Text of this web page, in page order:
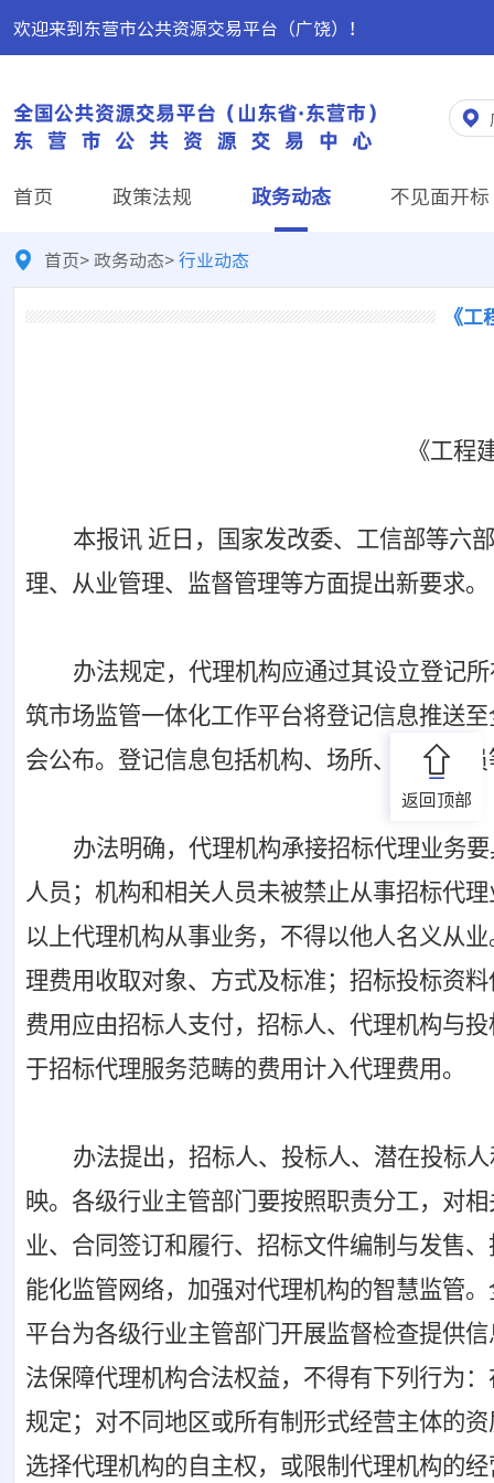
欢迎来到东营市公共资源交易平台（广饶）！
首页 政策法规 政务动态 不见面开标
返回顶部
首页>政务动态>行业动态
《
《工程
本报讯 近日，国家发改委、工信部等六
理、从业管理、监督管理等方面提出新要求。
办法规定，代理机构应通过其设立登记
筑市场监管一体化工作平台将登记信息推送
会公布。登记信息包括机构、场所、从业人
办法明确，代理机构承接招标代理业务
人员；机构和相关人员未被禁止从事招标代
以上代理机构从事业务，不得以他人名义从
理费用收取对象、方式及标准；招标投标资
费用应由招标人支付，招标人、代理机构与
于招标代理服务范畴的费用计入代理费用。
办法提出，招标人、投标人、潜在投标
映。各级行业主管部门要按照职责分工，对
业、合同签订和履行、招标文件编制与发售
能化监管网络，加强对代理机构的智慧监管
平台为各级行业主管部门开展监督检查提供
法保障代理机构合法权益，不得有下列行为
规定；对不同地区或所有制形式经营主体的
选择代理机构的自主权，或限制代理机构的